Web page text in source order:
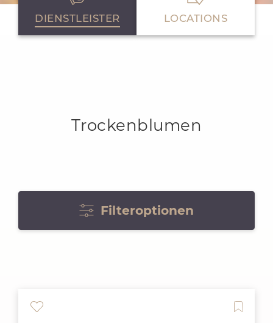
DIENSTLEISTER LOCATIONS
Trockenblumen
Filteroptionen